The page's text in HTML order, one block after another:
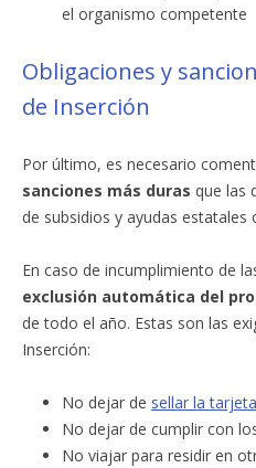
el organismo competente
Obligaciones y
de Inserción
Por último, es necesario
sanciones más duras que las
de subsidios y ayudas estatales
En caso de incumplimiento de
exclusión automática del
de todo el año. Estas son las
Inserción:
No dejar de sellar la
No dejar de cumplir con
No viajar para residir en